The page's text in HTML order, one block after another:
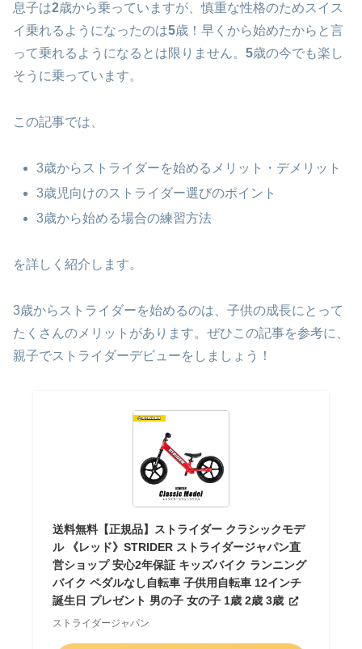
息子は2歳から乗っていますが、慎重な性格のためスイス
イ乗れるようになったのは5歳！早くから始めたからと言
って乗れるようになるとは限りません。 5歳の今でも楽し
そうに乗っています。
この記事では、
3歳からストライダーを始めるメリット・デメリット
3歳児向けのストライダー選びのポイント
3歳から始める場合の練習方法
を詳しく紹介します。
3歳からストライダーを始めるのは、子供の成長にとって
たくさんのメリットがあります。ぜひこの記事を参考に、
親子でストライダーデビューをしましょう！
送料無料【正規品】ストライダー クラシックモデ
ル 《レッド》STRIDER ストライダージャパン直
営ショップ 安心2年保証 キッズバイク ランニング
バイク ペダルなし自転車 子供用自転車 12インチ
誕生日 プレゼント 男の子 女の子 1歳 2歳 3歳
ストライダージャパン